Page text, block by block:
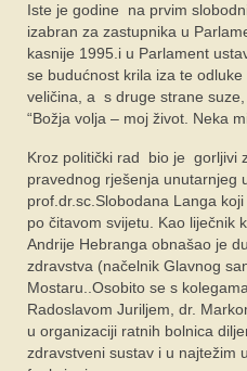
Iste je godine na prvim
izabran za zastupnika u
kasnije 1995.i u Parlament
se budućnost krila iza te
veličina, a s druge strane
“Božja volja – moj život. Neka
Kroz politički rad bio je gorljivi
pravednog rješenja unutarnjeg
prof.dr.sc.Slobodana Langa
po čitavom svijetu. Kao liječnik
Andrije Hebranga obnašao je
zdravstva (načelnik Glavnog
Mostaru..Osobito se s
Radoslavom Juriljem, dr.
u organizaciji ratnih bolnica
zdravstveni sustav i u najtežim